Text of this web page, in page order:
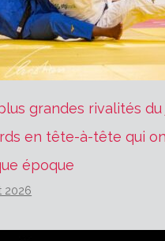
grandes rivalités du
en tête-à-tête qui
époque
2026